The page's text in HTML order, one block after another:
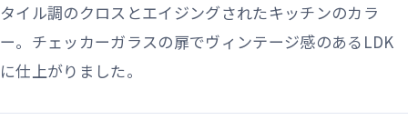
タイル調のクロスとエイジングされたキッチンのカラ
ー。チェッカーガラスの扉でヴィンテージ感のあるLDK
に仕上がりました。